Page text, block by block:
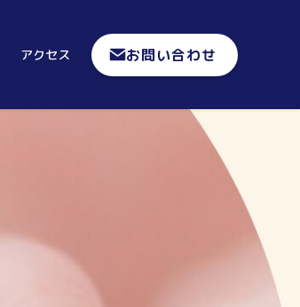
アクセス お問い合わせ